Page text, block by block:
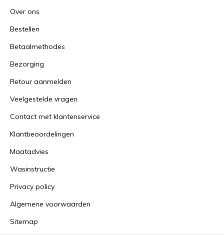
Over ons
Bestellen
Betaalmethodes
Bezorging
Retour aanmelden
Veelgestelde vragen
Contact met klantenservice
Klantbeoordelingen
Maatadvies
Wasinstructie
Privacy policy
Algemene voorwaarden
Sitemap